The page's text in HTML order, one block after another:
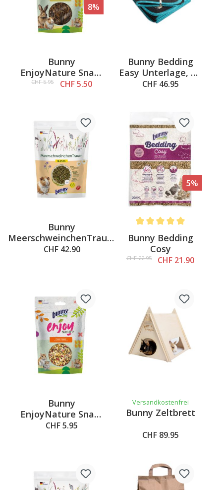
8%
Bunny
EnjoyNature Snack
Birnenhölzer, 100g
CHF 5.95 CHF 5.50
Bunny Bedding
Easy Unterlage, M,
114x50cm
CHF 46.95
Bunny
MeerschweinchenTraum
BASIC
CHF 42.90
5%
Bunny Bedding
Cosy
CHF 22.95 CHF 21.90
Bunny
EnjoyNature Snack
Power-Snack, 140g
CHF 5.95
Versandkostenfrei
Bunny Zeltbrett
CHF 89.95